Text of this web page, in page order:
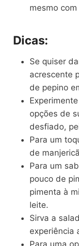
mesmo
Dicas:
Se quiser
acrescente
de pepino
opções de
desfiado,
Para um
de
Para um
pouco de
pimenta à
leite.
Sirva a
experiência
Para uma